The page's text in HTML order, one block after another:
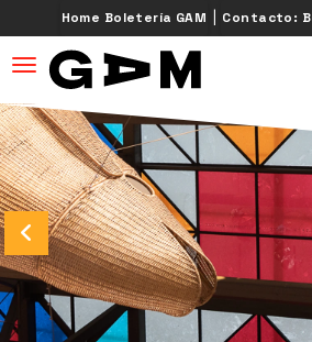
Home Boletería GAM | Contacto:
desplegar navegación